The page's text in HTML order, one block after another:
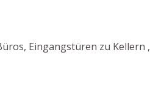
Eingangstüren zu Kellern ,